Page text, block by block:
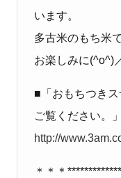
います。
多古米のもち米
お楽しみに(^o^)
■「おもちつき
ご覧ください。」
http://
＊＊＊